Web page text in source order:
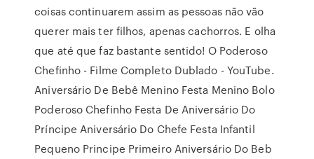
coisas continuarem assim as pessoas não vão
querer mais ter filhos, apenas cachorros. E olha
que até que faz bastante sentido! O Poderoso
Chefinho - Filme Completo Dublado - YouTube.
Aniversário De Bebê Menino Festa Menino Bolo
Poderoso Chefinho Festa De Aniversário Do
Príncipe Aniversário Do Chefe Festa Infantil
Pequeno Principe Primeiro Aniversário Do Beb